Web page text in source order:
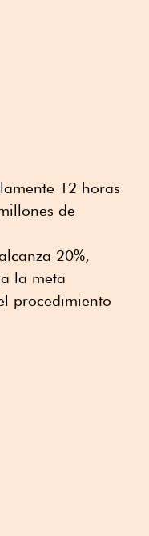
12 horas
de
20%,
la meta
procedimiento